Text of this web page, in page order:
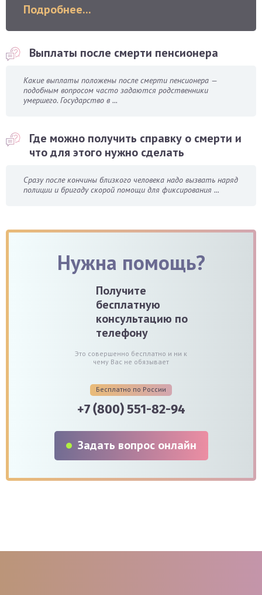
Подробнее...
Выплаты после смерти пенсионера
Какие выплаты положены после смерти пенсионера —
подобным вопросом часто задаются родственники
умершего. Государство в ...
Где можно получить справку о смерти и
что для этого нужно сделать
Сразу после кончины близкого человека надо вызвать наряд
полиции и бригаду скорой помощи для фиксирования ...
Нужна помощь?
Получите
бесплатную
консультацию по
телефону
Это совершенно бесплатно и ни к
чему Вас не обязывает
Бесплатно по России
+7 (800) 551-82-94
Задать вопрос онлайн